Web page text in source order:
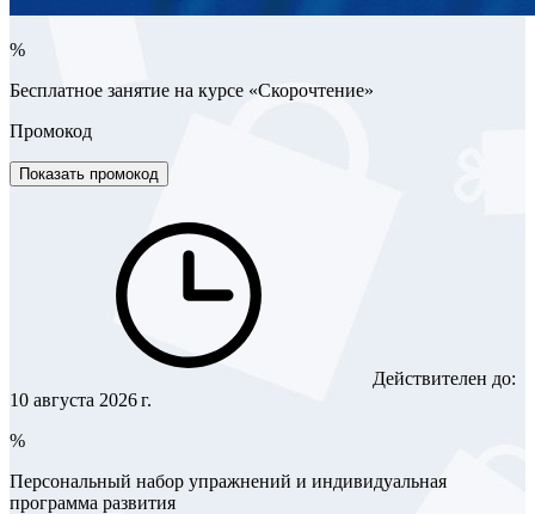
%
Бесплатное занятие на курсе «Скорочтение»
Промокод
Показать промокод
Действителен до:
10 августа 2026 г.
%
Персональный набор упражнений и индивидуальная
программа развития